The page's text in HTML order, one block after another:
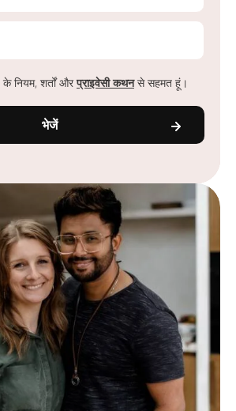
नियम, शर्तों औरप्राइवेसी कथनसे सहमत हूं।
भेजें